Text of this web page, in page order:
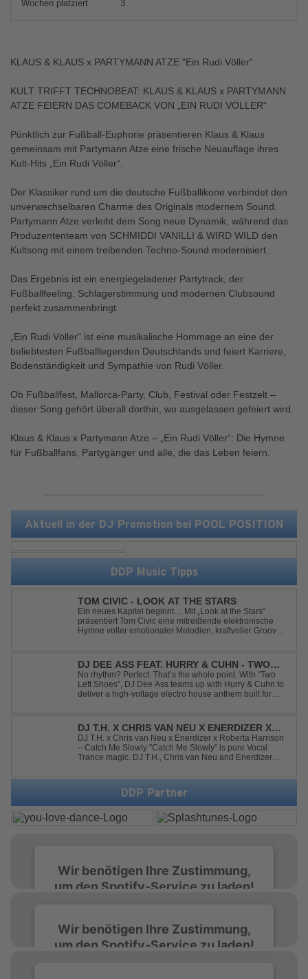
Aktuell in der DJ Promotion bei POOL POSITION
DDP Music Tipps
TOM CIVIC - LOOK AT THE STARS
Ein neues Kapitel beginnt… Mit „Look at the Stars“
präsentiert Tom Civic eine mitreißende elektronische
Hymne voller emotionaler Melodien, kraftvoller Grooves
Verbindung aus Dance, House und elektronische...
DJ DEE ASS FEAT. HURRY & CUHN - TWO
LEFT SHOES
No rhythm? Perfect. That’s the whole point. With "Two
Left Shoes", DJ Dee Ass teams up with Hurry & Cuhn to
deliver a high-voltage electro house anthem built for
clumsiness into confid...
DJ T.H. X CHRIS VAN NEU X ENERDIZER X
ROBERTA HARRISON - CATCH ME SLOWLY
DJ T.H. x Chris van Neu x Enerdizer x Roberta Harrison
– Catch Me Slowly "Catch Me Slowly" is pure Vocal
Trance magic. DJ T.H., Chris van Neu and Enerdizer
melodies, euphoric energy and that unmistakable
Balearic Ibiza trance vibe. At the hear...
DDP Partner
Wir benötigen Ihre Zustimmung,
um den Spotify-Service zu laden!
einzubetten. Dieser Service kann Daten zu
Ihren Aktivitäten sammeln. Bitte lesen Sie die
Wir benötigen Ihre Zustimmung,
um den Spotify-Service zu laden!
Wochen platziert
3
KLAUS & KLAUS x PARTYMANN ATZE "Ein Rudi Völler"
KULT TRIFFT TECHNOBEAT: KLAUS & KLAUS x PARTYMANN
ATZE FEIERN DAS COMEBACK VON „EIN RUDI VÖLLER“
Pünktlich zur Fußball-Euphorie präsentieren Klaus & Klaus
gemeinsam mit Partymann Atze eine frische Neuauflage ihres
Kult-Hits „Ein Rudi Völler“.
Der Klassiker rund um die deutsche Fußballikone verbindet den
unverwechselbaren Charme des Originals modernem Sound.
Partymann Atze verleiht dem Song neue Dynamik, während das
Produzententeam von SCHMIDDI VANILLI & WIRD WILD den
Kultsong mit einem treibenden Techno-Sound modernisiert.
Das Ergebnis ist ein energiegeladener Partytrack, der
Fußballfeeling, Schlagerstimmung und modernen Clubsound
perfekt zusammenbringt.
„Ein Rudi Völler“ ist eine musikalische Hommage an eine der
beliebtesten Fußballlegenden Deutschlands und feiert Karriere,
Bodenständigkeit und Sympathie von Rudi Völler.
Ob Fußballfest, Mallorca-Party, Club, Festival oder Festzelt –
dieser Song gehört überall dorthin, wo ausgelassen gefeiert wird.
Klaus & Klaus x Partymann Atze – „Ein Rudi Völler“: Die Hymne
für Fußballfans, Partygänger und alle, die das Leben feiern.